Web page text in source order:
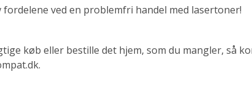
ved en problemfri handel med lasertoner!
køb eller bestille det hjem, som du mangler, så